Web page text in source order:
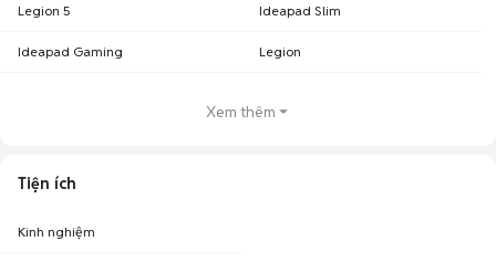
Legion 5 Ideapad Slim
Ideapad Gaming Legion
Xem thêm
Tiện ích
Kinh nghiệm